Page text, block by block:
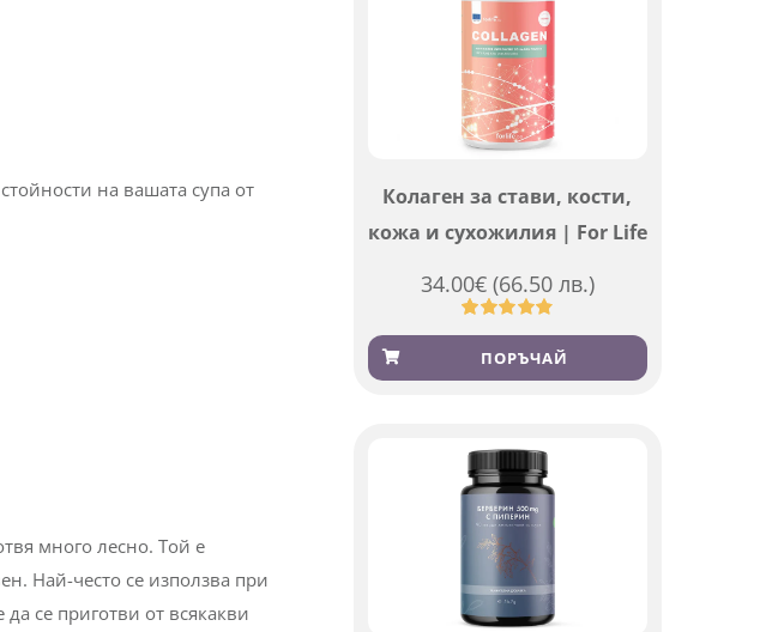
на вашата супа от
много лесно. Той е
Най-често се използва при
се приготви от всякакви
Колаген за стави, кости,
кожа и сухожилия | For Life
34.00€ (66.50 лв.)
Оценен
4.83от 5,
базирано
923
ПОРЪЧАЙ